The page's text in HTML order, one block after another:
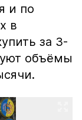
и по
в
за 3-
объёмы